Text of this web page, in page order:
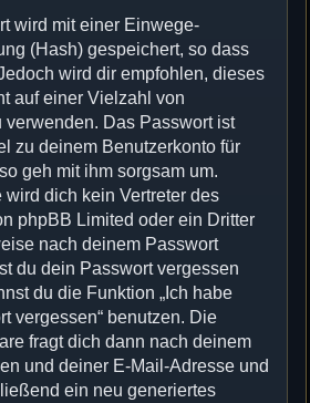
wird mit einer Einwege-
(Hash) gespeichert, so dass
wird dir empfohlen, dieses
auf einer Vielzahl von
verwenden. Das Passwort ist
zu deinem Benutzerkonto für
geh mit ihm sorgsam um.
wird dich kein Vertreter des
phpBB Limited oder ein Dritter
nach deinem Passwort
du dein Passwort vergessen
du die Funktion „Ich habe
vergessen“ benutzen. Die
fragt dich dann nach deinem
und deiner E-Mail-Adresse und
ein neu generiertes